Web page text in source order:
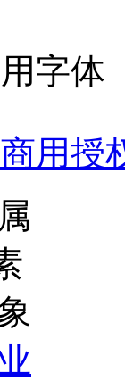
字体
用授